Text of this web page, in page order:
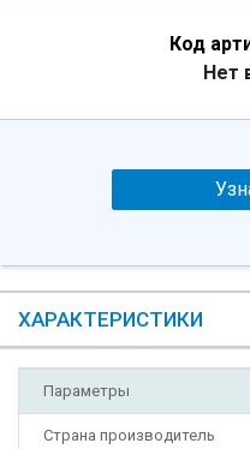
Код
Нет
ХАРАКТЕРИСТИКИ
Параметры
Страна производитель